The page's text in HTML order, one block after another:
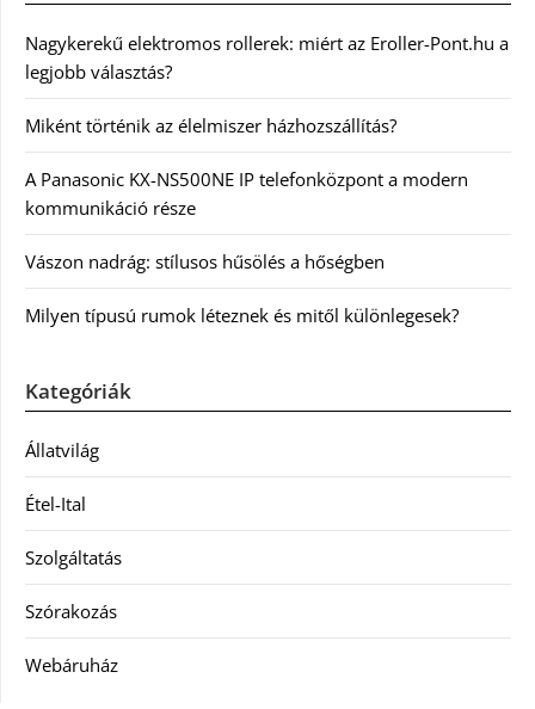
Nagykerekű elektromos rollerek: miért az Eroller-Pont.hu a
legjobb választás?
Miként történik az élelmiszer házhozszállítás?
A Panasonic KX-NS500NE IP telefonközpont a modern
kommunikáció része
Vászon nadrág: stílusos hűsölés a hőségben
Milyen típusú rumok léteznek és mitől különlegesek?
Kategóriák
Állatvilág
Étel-Ital
Szolgáltatás
Szórakozás
Webáruház